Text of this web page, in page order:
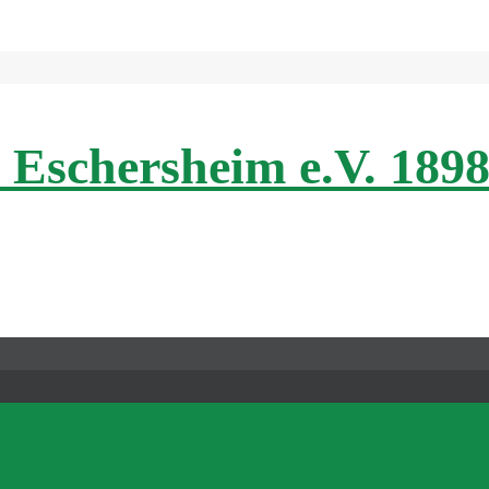
e.V. 1898